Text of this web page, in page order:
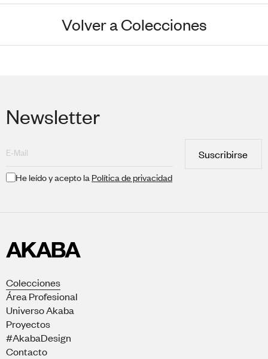
Volver a Colecciones
Newsletter
He leído y acepto la Política de privacidad
Suscribirse
Colecciones
Área Profesional
Universo Akaba
Proyectos
#AkabaDesign
Contacto